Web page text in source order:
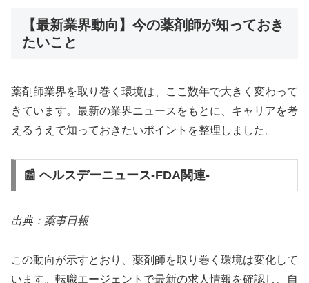
【最新業界動向】今の薬剤師が知っておき
たいこと
薬剤師業界を取り巻く環境は、ここ数年で大きく変わって
きています。最新の業界ニュースをもとに、キャリアを考
えるうえで知っておきたいポイントを整理しました。
📰 ヘルスデーニュース‐FDA関連‐
出典：薬事日報
この動向が示すとおり、薬剤師を取り巻く環境は変化して
います。転職エージェントで最新の求人情報を確認し、自